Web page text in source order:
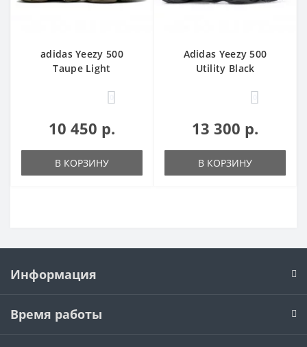
adidas Yeezy 500
Taupe Light
10 450 р.
В КОРЗИНУ
Adidas Yeezy 500
Utility Black
13 300 р.
В КОРЗИНУ
Информация
Время работы